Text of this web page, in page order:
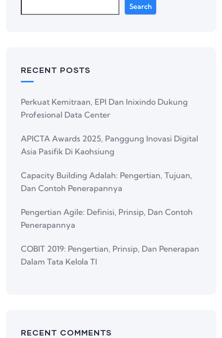
Search
RECENT POSTS
Perkuat Kemitraan, EPI Dan Inixindo Dukung
Profesional Data Center
APICTA Awards 2025, Panggung Inovasi Digital
Asia Pasifik Di Kaohsiung
Capacity Building Adalah: Pengertian, Tujuan,
Dan Contoh Penerapannya
Pengertian Agile: Definisi, Prinsip, Dan Contoh
Penerapannya
COBIT 2019: Pengertian, Prinsip, Dan Penerapan
Dalam Tata Kelola TI
RECENT COMMENTS